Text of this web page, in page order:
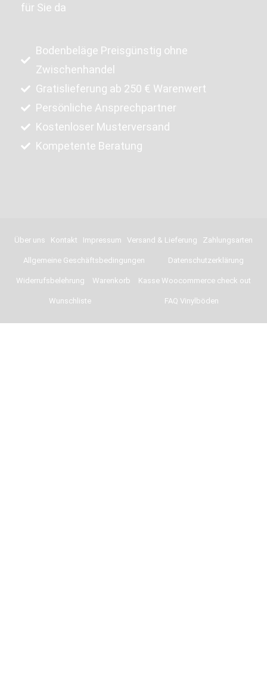
für Sie da
Bodenbeläge Preisgünstig ohne
Zwischenhandel
Gratislieferung ab 250 € Warenwert
Persönliche Ansprechpartner
Kostenloser Musterversand
Kompetente Beratung
Über uns Kontakt Impressum Versand & Lieferung Zahlungsarten
Allgemeine Geschäftsbedingungen Datenschutzerklärung
Widerrufsbelehrung Warenkorb Kasse Woocommerce check out
Wunschliste FAQ Vinylböden